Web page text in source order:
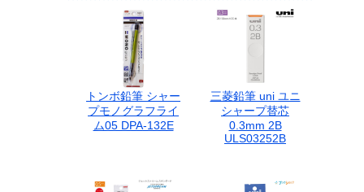
トンボ鉛筆 シャー
プモノグラフライ
ム05 DPA-132E
三菱鉛筆 uni ユニ
シャープ替芯
0.3mm 2B
ULS03252B